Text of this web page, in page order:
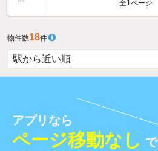
全1ページ
物件数18件
アプリなら
ページ移動なし で